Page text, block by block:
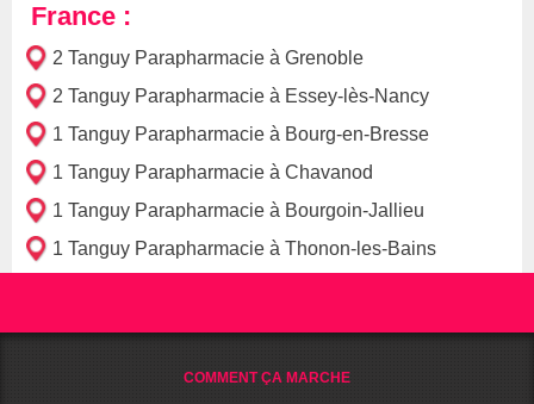
France :
2 Tanguy Parapharmacie à Grenoble
2 Tanguy Parapharmacie à Essey-lès-Nancy
1 Tanguy Parapharmacie à Bourg-en-Bresse
1 Tanguy Parapharmacie à Chavanod
1 Tanguy Parapharmacie à Bourgoin-Jallieu
1 Tanguy Parapharmacie à Thonon-les-Bains
COMMENT ÇA MARCHE